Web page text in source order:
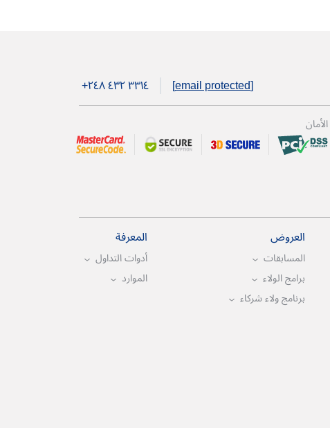
[email protected] +۲٤۸ ٤۳۲ ۳۳۱٤
الأمان
العروض
المسابقات
برامج الولاء
برنامج ولاء شركاء
المعرفة
أدوات التداول
الموارد